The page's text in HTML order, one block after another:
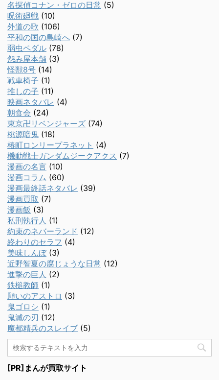
名探偵コナン・ゼロの日常 (5)
呪術廻戦 (10)
外道の歌 (106)
平和の国の島崎へ (7)
弱虫ペダル (78)
怨み屋本舗 (3)
怪獣8号 (14)
戦車椅子 (1)
推しの子 (11)
映画ネタバレ (4)
朝食会 (24)
東京卍リベンジャーズ (74)
桃源暗鬼 (18)
椿町ロンリープラネット (4)
機動戦士ガンダムジークアクス (7)
漫画の名言 (10)
漫画コラム (60)
漫画最終話ネタバレ (39)
漫画買取 (7)
漫画飯 (3)
私刑執行人 (1)
約束のネバーランド (12)
終わりのセラフ (4)
美味しんぼ(3)
近野智夏の腐じょうな日常 (12)
進撃の巨人 (2)
鉄槌教師 (1)
願いのアストロ (3)
鬼ゴロシ (1)
鬼滅の刃 (12)
魔都精兵のスレイブ (5)
[PR]まんが買取サイト